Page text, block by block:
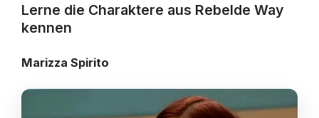
Lerne die Charaktere aus Rebelde Way
kennen
Marizza Spirito